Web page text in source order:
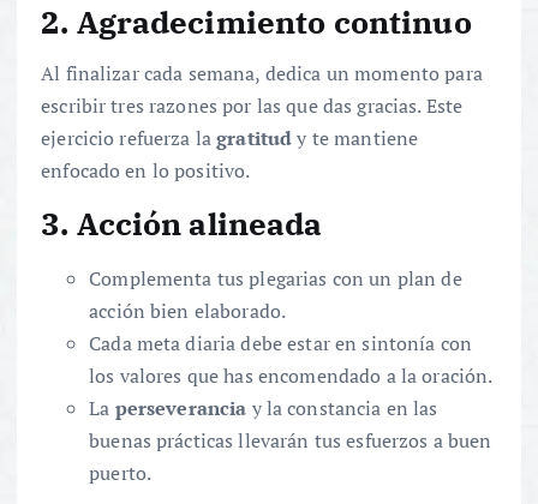
2. Agradecimiento continuo
Al finalizar cada semana, dedica un momento para
escribir tres razones por las que das gracias. Este
ejercicio refuerza lagratitudy te mantiene
enfocado en lo positivo.
3. Acción alineada
Complementa tus plegarias con un plan de
acción bien elaborado.
Cada meta diaria debe estar en sintonía con
los valores que has encomendado a la oración.
La perseverancia y la constancia en las
buenas prácticas llevarán tus esfuerzos a buen
puerto.